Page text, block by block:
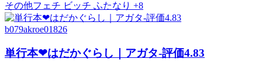
その他フェチ ビッチ ふたなり +8
b079akroe01826
単行本❤はだかぐらし｜アガタ-評価4.83